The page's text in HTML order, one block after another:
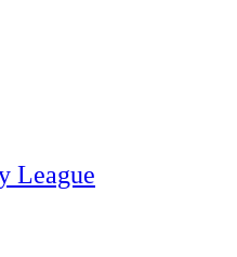
League